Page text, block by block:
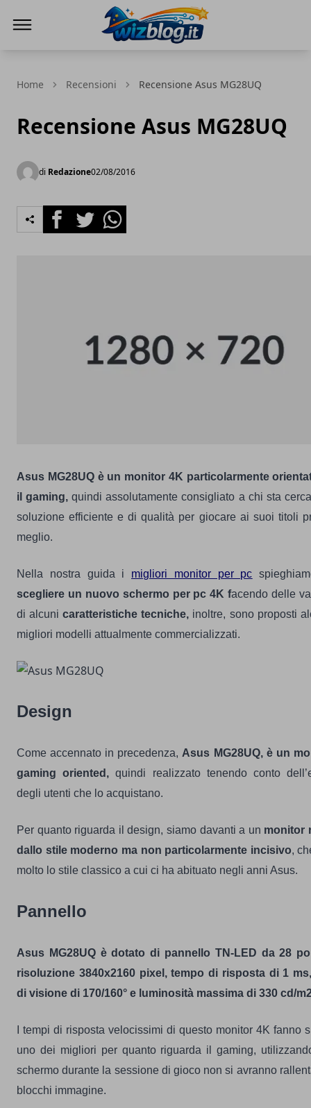
Home Recensioni Recensione Asus MG28UQ
Recensione Asus MG28UQ
di Redazione02/08/2016
FacebookTwitterWhatsapp
Asus MG28UQ è un monitor 4K particolarmente
il gaming,quindi assolutamente consigliato a chi sta
soluzione efficiente e di qualità per giocare ai suoi titoli
meglio.
Nella nostra guida i migliori monitor per pc
scegliere un nuovo schermo per pc 4K facendo delle
di alcunicaratteristiche tecniche, inoltre, sono proposti
migliori modelli attualmente commercializzati.
Design
Come accennato in precedenza, Asus MG28UQ, è un
gaming oriented, quindi realizzato tenendo conto
degli utenti che lo acquistano.
Per quanto riguarda il design, siamo davanti a un monitor
dallo stile moderno ma non particolarmente incisivo,
molto lo stile classico a cui ci ha abituato negli anni Asus.
Pannello
Asus MG28UQ è dotato di pannello TN-LED da 28
risoluzione 3840x2160 pixel, tempo di risposta di 1
di visione di 170/160° e luminosità massima di 330 cd/
I tempi di risposta velocissimi di questo monitor 4K fanno
uno dei migliori per quanto riguarda il gaming,
schermo durante la sessione di gioco non si avranno
blocchi immagine.